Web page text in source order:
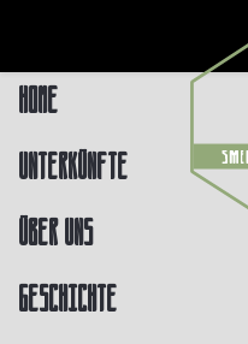
Home
Unterkünfte
Über uns
Geschichte